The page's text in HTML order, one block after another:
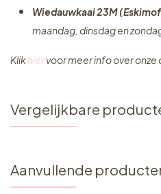
Wiedauwkaai 23M
maandag, dinsdag en
Klikhiervoor meer info over onze
Vergelijkbare
Aanvullende